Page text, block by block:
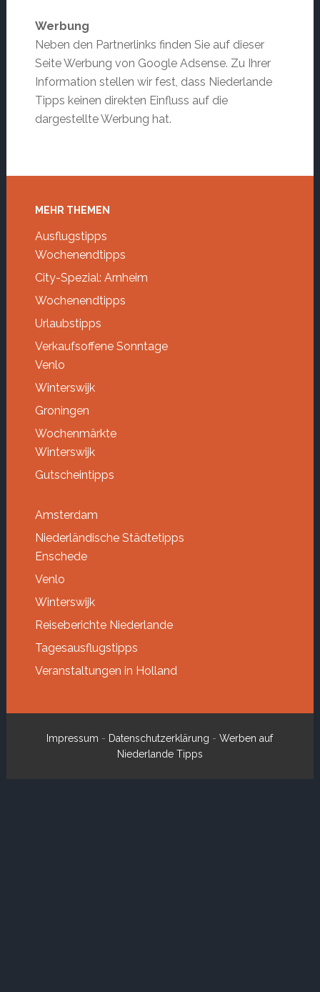
Werbung
Neben den Partnerlinks finden Sie auf dieser
Seite Werbung von Google Adsense. Zu Ihrer
Information stellen wir fest, dass Niederlande
Tipps keinen direkten Einfluss auf die
dargestellte Werbung hat.
Footer
MEHR THEMEN
Ausflugstipps
Wochenendtipps
City-Spezial: Arnheim
Wochenendtipps
Urlaubstipps
Verkaufsoffene Sonntage
Venlo
Winterswijk
Groningen
Wochenmärkte
Winterswijk
Gutscheintipps
Amsterdam
Niederländische Städtetipps
Enschede
Venlo
Winterswijk
Reiseberichte Niederlande
Tagesausflugstipps
Veranstaltungen in Holland
Impressum - Datenschutzerklärung -Werben auf
Niederlande Tipps